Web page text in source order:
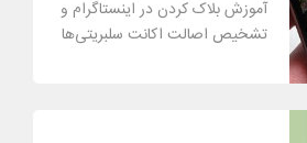
آموزش بلاک کردن در اینستاگرام و
تشخیص اصالت اکانت سلبریتی‌ها